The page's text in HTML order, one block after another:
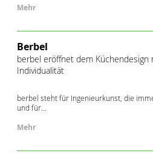
Mehr
Berbel
berbel eröffnet dem Küchendesign
Individualität
berbel steht für Ingenieurkunst, die
und für...
Mehr